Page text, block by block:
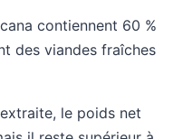
contiennent 60 %
des viandes fraîches
extraite, le poids net